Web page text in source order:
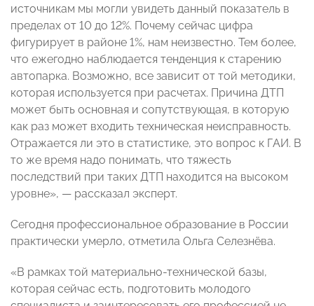
источникам мы могли увидеть данный показатель в
пределах от 10 до 12%. Почему сейчас цифра
фигурирует в районе 1%, нам неизвестно. Тем более,
что ежегодно наблюдается тенденция к старению
автопарка. Возможно, все зависит от той методики,
которая используется при расчетах. Причина ДТП
может быть основная и сопутствующая, в которую
как раз может входить техническая неисправность.
Отражается ли это в статистике, это вопрос к ГАИ. В
то же время надо понимать, что тяжесть
последствий при таких ДТП находится на высоком
уровне», — рассказал эксперт.
Сегодня профессиональное образование в России
практически умерло, отметила Ольга Селезнёва.
«В рамках той материально-технической базы,
которая сейчас есть, подготовить молодого